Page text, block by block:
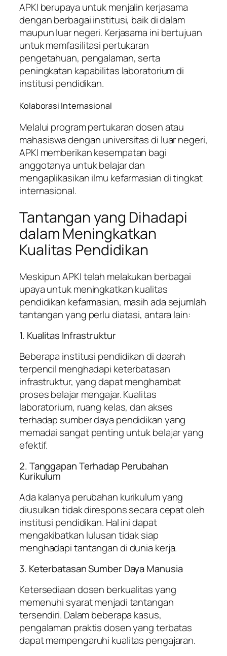
APKI berupaya untuk menjalin kerjasama
dengan berbagai institusi, baik di dalam
maupun luar negeri. Kerjasama ini bertujuan
untuk memfasilitasi pertukaran
pengetahuan, pengalaman, serta
peningkatan kapabilitas laboratorium di
institusi pendidikan.
Kolaborasi Internasional
Melalui program pertukaran dosen atau
mahasiswa dengan universitas di luar negeri,
APKI memberikan kesempatan bagi
anggotanya untuk belajar dan
mengaplikasikan ilmu kefarmasian di tingkat
internasional.
Tantangan yang Dihadapi
dalam Meningkatkan
Kualitas Pendidikan
Meskipun APKI telah melakukan berbagai
upaya untuk meningkatkan kualitas
pendidikan kefarmasian, masih ada sejumlah
tantangan yang perlu diatasi, antara lain:
1. Kualitas Infrastruktur
Beberapa institusi pendidikan di daerah
terpencil menghadapi keterbatasan
infrastruktur, yang dapat menghambat
proses belajar mengajar. Kualitas
laboratorium, ruang kelas, dan akses
terhadap sumber daya pendidikan yang
memadai sangat penting untuk belajar yang
efektif.
2. Tanggapan Terhadap Perubahan
Kurikulum
Ada kalanya perubahan kurikulum yang
diusulkan tidak direspons secara cepat oleh
institusi pendidikan. Hal ini dapat
mengakibatkan lulusan tidak siap
menghadapi tantangan di dunia kerja.
3. Keterbatasan Sumber Daya Manusia
Ketersediaan dosen berkualitas yang
memenuhi syarat menjadi tantangan
tersendiri. Dalam beberapa kasus,
pengalaman praktis dosen yang terbatas
dapat mempengaruhi kualitas pengajaran.